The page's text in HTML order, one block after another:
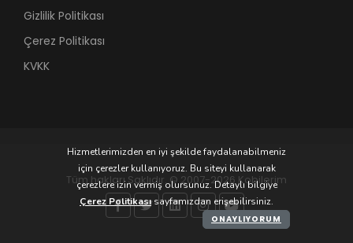
Gizlilik Politikası
Çerez Politikası
KVKK
Tüm hakları Saklıdır. © 2007-2026 Kobilerim
Hizmetlerimizden en iyi şekilde faydalanabilmeniz
için çerezler kullanıyoruz. Bu siteyi kullanarak
çerezlere izin vermiş olursunuz. Detaylı bilgiye
Çerez Politikasısayfamızdan erişebilirsiniz.
ONAYLIYORUM